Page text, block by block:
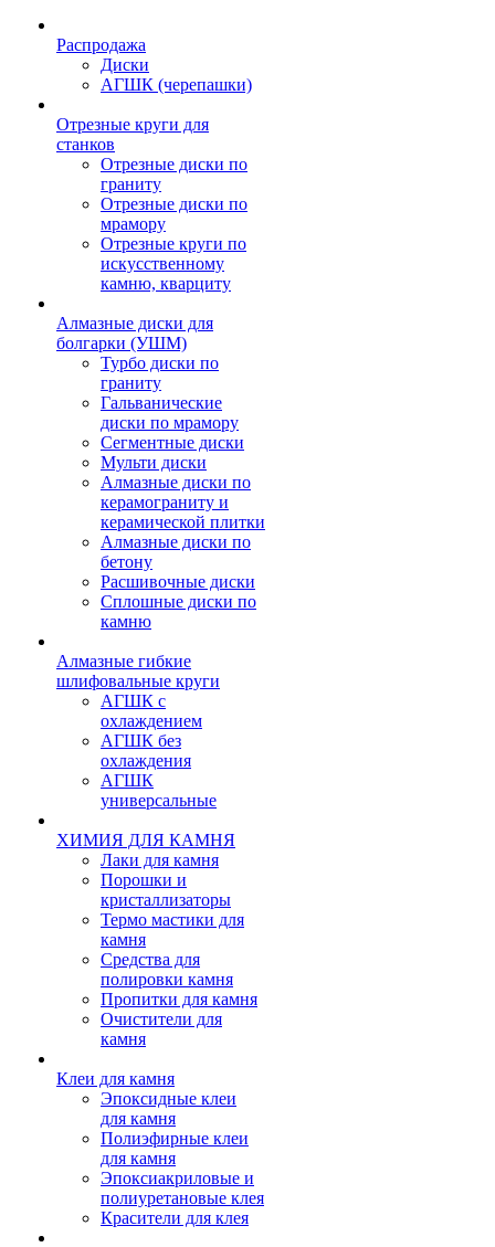
Распродажа
Диски
АГШК (черепашки)
Отрезные круги для
станков
Отрезные диски по
граниту
Отрезные диски по
мрамору
Отрезные круги по
искусственному
камню, кварциту
Алмазные диски для
болгарки (УШМ)
Турбо диски по
граниту
Гальванические
диски по мрамору
Сегментные диски
Мульти диски
Алмазные диски по
керамограниту и
керамической плитки
Алмазные диски по
бетону
Расшивочные диски
Сплошные диски по
камню
Алмазные гибкие
шлифовальные круги
АГШК с
охлаждением
АГШК без
охлаждения
АГШК
универсальные
ХИМИЯ ДЛЯ КАМНЯ
Лаки для камня
Порошки и
кристаллизаторы
Термо мастики для
камня
Средства для
полировки камня
Пропитки для камня
Очистители для
камня
Клеи для камня
Эпоксидные клеи
для камня
Полиэфирные клеи
для камня
Эпоксиакриловые и
полиуретановые клея
Красители для клея